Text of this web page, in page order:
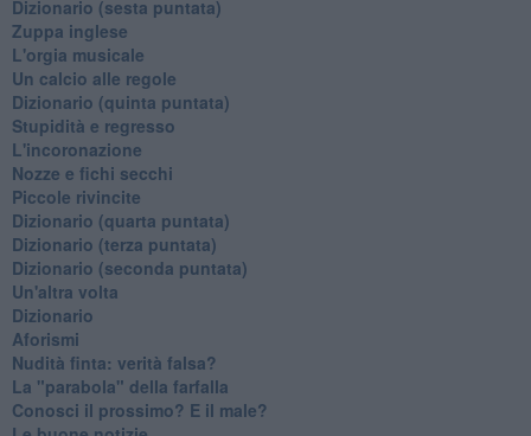
Dizionario (sesta puntata)
Zuppa inglese
L'orgia musicale
Un calcio alle regole
Dizionario (quinta puntata)
Stupidità e regresso
L'incoronazione
Nozze e fichi secchi
Piccole rivincite
​Dizionario (quarta puntata)
​Dizionario (terza puntata)
​Dizionario (seconda puntata)
Un'altra volta
Dizionario
Aforismi
Nudità finta: verità falsa?
La "parabola" della farfalla
Conosci il prossimo? E il male?